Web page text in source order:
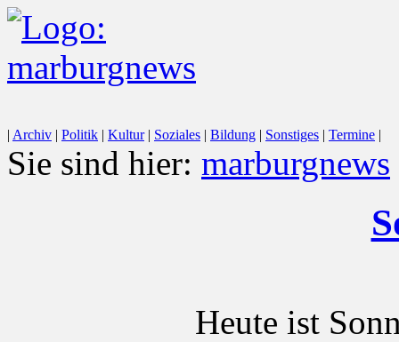
| Archiv | Politik | Kultur| Soziales | Bildung | Sonstiges | Termine |
Sie sind hier: marburgnews
Heute ist